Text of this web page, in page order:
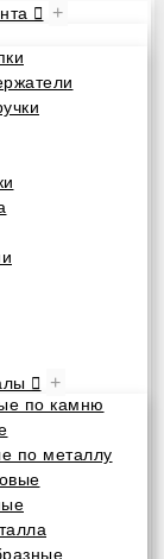
+
+
по камню
по металлу